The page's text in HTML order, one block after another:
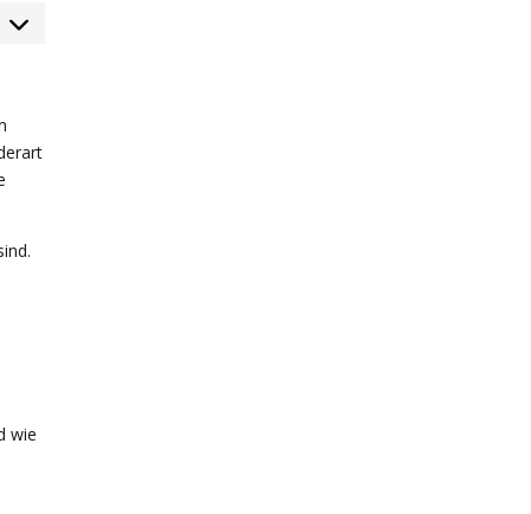
Marketing
wie